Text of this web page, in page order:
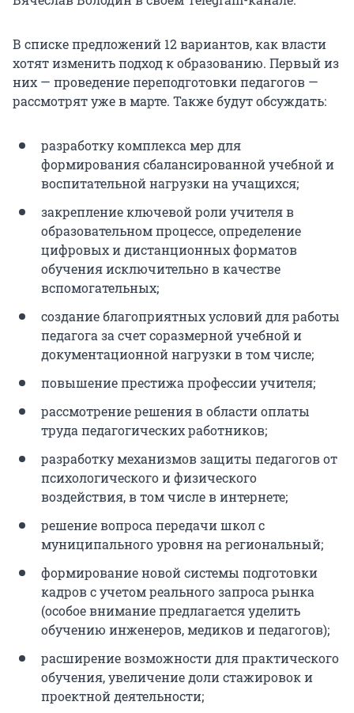
В списке предложений 12 вариантов, как власти
хотят изменить подход к образованию. Первый из
них — проведение переподготовки педагогов —
рассмотрят уже в марте. Также будут обсуждать:
разработку комплекса мер для
формирования сбалансированной учебной и
воспитательной нагрузки на учащихся;
закрепление ключевой роли учителя в
образовательном процессе, определение
цифровых и дистанционных форматов
обучения исключительно в качестве
вспомогательных;
создание благоприятных условий для работы
педагога за счет соразмерной учебной и
документационной нагрузки в том числе;
повышение престижа профессии учителя;
рассмотрение решения в области оплаты
труда педагогических работников;
разработку механизмов защиты педагогов от
психологического и физического
воздействия, в том числе в интернете;
решение вопроса передачи школ с
муниципального уровня на региональный;
формирование новой системы подготовки
кадров с учетом реального запроса рынка
(особое внимание предлагается уделить
обучению инженеров, медиков и педагогов);
расширение возможности для практического
обучения, увеличение доли стажировок и
проектной деятельности;